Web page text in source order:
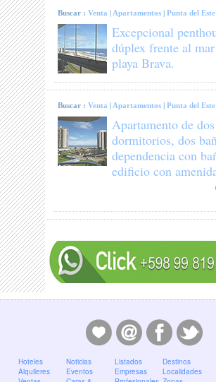
Buscar :Venta | Apartamentos |Punta del Este
Excepcional
dúplex frente al
playa Brava.
Buscar :Venta | Apartamentos |Punta del Este
Apartamento de dos
dormitorios, dos
dependencia con
edificio con
Hoteles
Alquileres
Noticias
Eventos
Listados
Empresas
Destinos
Localidades